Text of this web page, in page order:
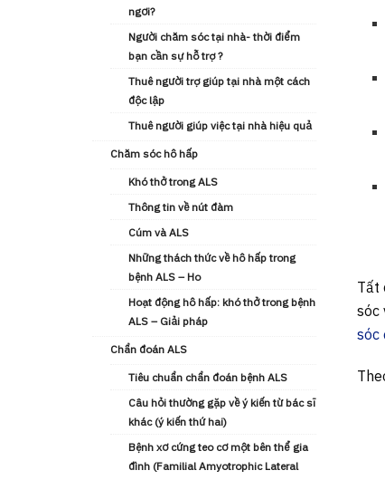
Tất
sóc
sóc
ngơi?
Người chăm sóc tại nhà- thời điểm
bạn cần sự hỗ trợ ?
Thuê người trợ giúp tại nhà một cách
độc lập
Thuê người giúp việc tại nhà hiệu quả
Chăm sóc hô hấp
Khó thở trong ALS
Thông tin về nút đàm
Cúm và ALS
Những thách thức về hô hấp trong
bệnh ALS – Ho
Hoạt động hô hấp: khó thở trong bệnh
ALS – Giải pháp
Chẩn đoán ALS
Tiêu chuẩn chẩn đoán bệnh ALS
Câu hỏi thường gặp về ý kiến từ bác sĩ
khác (ý kiến ​thứ hai)
Bệnh xơ cứng teo cơ một bên thể gia
đình (Familial Amyotrophic Lateral